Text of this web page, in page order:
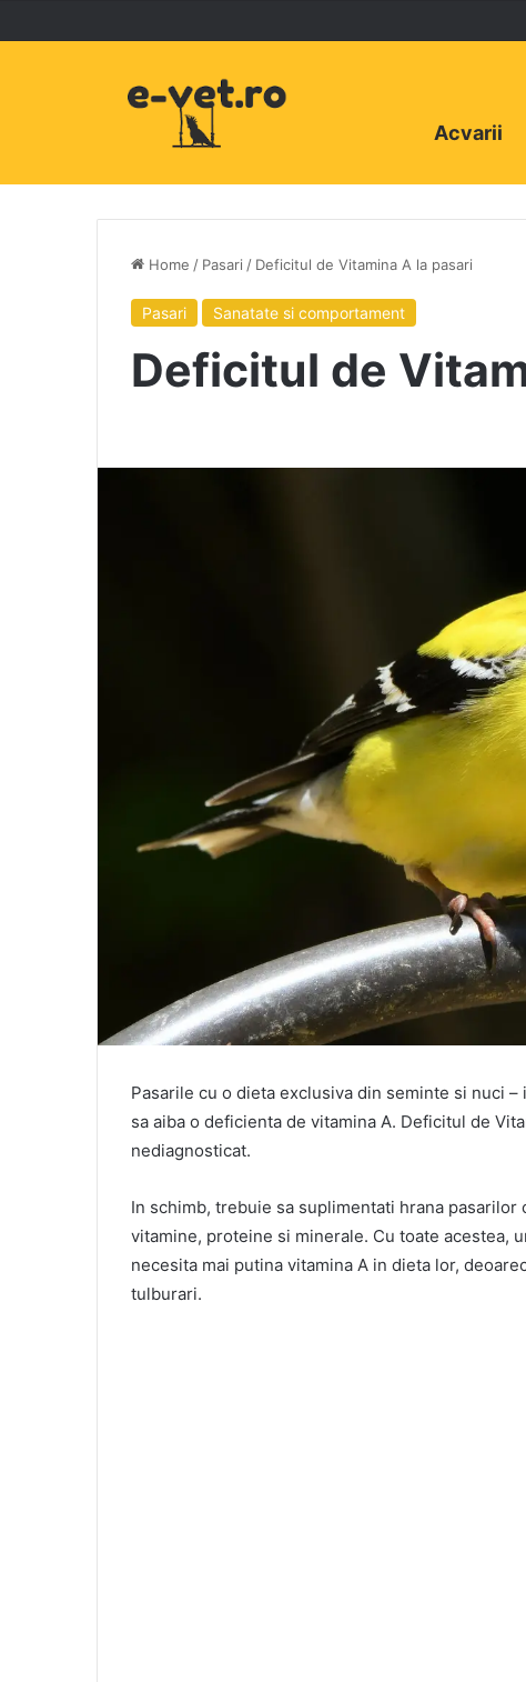
Acvarii
Home / Pasari / Deficitul de Vitamina A la pasari
Pasari Sanatate si comportament
Deficitul de
Pasarile cu o dieta exclusiva din seminte si nuci
sa aiba o deficienta de vitamina A. Deficitul de
nediagnosticat.
In schimb, trebuie sa suplimentati hrana
vitamine, proteine si minerale. Cu toate acestea,
necesita mai putina vitamina A in dieta lor,
tulburari.